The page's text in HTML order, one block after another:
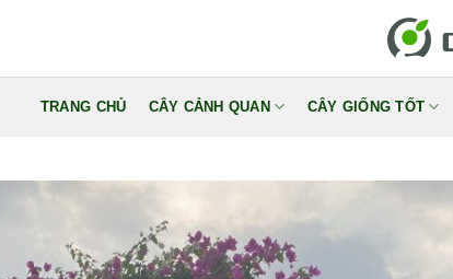
TRANG CHỦ CÂY CẢNH QUAN CÂY GIỐNG TỐT